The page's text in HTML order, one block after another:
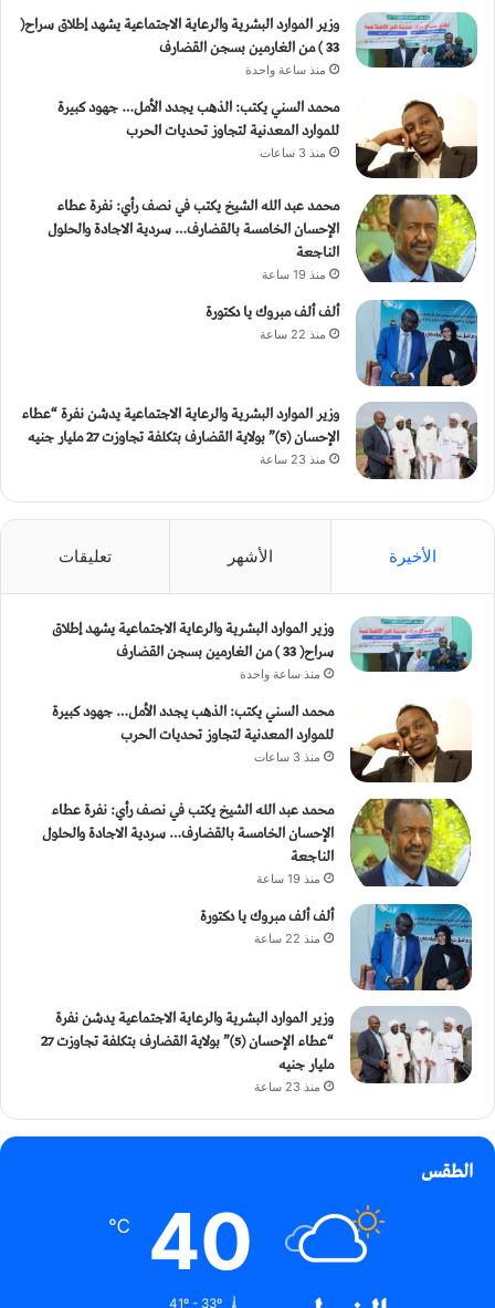
وزير الموارد البشرية والرعاية الاجتماعية يشهد إطلاق سراح(
33 ) من الغارمين بسجن القضارف
منذ ساعة واحدة
محمد السني يكتب: الذهب يجدد الأمل… جهود كبيرة
للموارد المعدنية لتجاوز تحديات الحرب
منذ 3 ساعات
محمد عبد الله الشيخ يكتب في نصف رأي: نفرة عطاء
الإحسان الخامسة بالقضارف… سردية الاجادة والحلول
الناجعة
منذ 19 ساعة
ألف ألف مبروك يا دكتورة
منذ 22 ساعة
وزير الموارد البشرية والرعاية الاجتماعية يدشن نفرة “عطاء
الإحسان (5)” بولاية القضارف بتكلفة تجاوزت 27 مليار جنيه
منذ 23 ساعة
الأخيرة الأشهر تعليقات
وزير الموارد البشرية والرعاية الاجتماعية يشهد إطلاق
سراح( 33 ) من الغارمين بسجن القضارف
منذ ساعة واحدة
محمد السني يكتب: الذهب يجدد الأمل… جهود كبيرة
للموارد المعدنية لتجاوز تحديات الحرب
منذ 3 ساعات
محمد عبد الله الشيخ يكتب في نصف رأي: نفرة عطاء
الإحسان الخامسة بالقضارف… سردية الاجادة والحلول
الناجعة
منذ 19 ساعة
ألف ألف مبروك يا دكتورة
منذ 22 ساعة
وزير الموارد البشرية والرعاية الاجتماعية يدشن نفرة
“عطاء الإحسان (5)” بولاية القضارف بتكلفة تجاوزت 27
مليار جنيه
منذ 23 ساعة
الطقس
40
℃